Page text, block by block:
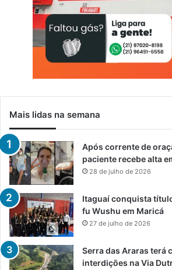
Mais lidas na semana
Após corrente de
paciente recebe alta
28 de julho de 2026
Itaguaí conquista
fu Wushu em Maricá
27 de julho de 2026
Serra das Araras terá
interdições na Via